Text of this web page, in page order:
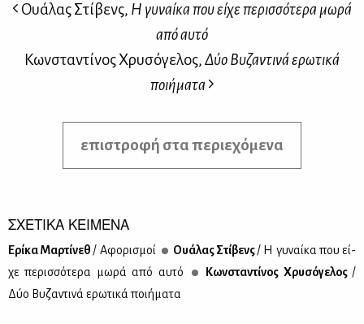
Ουάλας Στίβενς, Η γυναίκα που είχε περισσότερα μωρά
από αυτό
Κωνσταντίνος Χρυσόγελος,Δύο Βυζαντινά ερωτικά
ποιήματα
επιστροφή στα περιεχόμενα
ΣΧΕΤΙΚΑ ΚΕΙΜΕΝΑ
Ερί­κα Μαρ­τί­νεθ / Αφο­ρι­σμοί Ουά­λας Στί­βενς/ Η γυ­ναί­κα που εί­
χε πε­ρισ­σό­τε­ρα μω­ρά από αυ­τό
Κων­στα­ντί­νος Χρυ­σό­γε­λος /
Δύο Βυ­ζα­ντι­νά ερω­τι­κά ποι­ή­μα­τα